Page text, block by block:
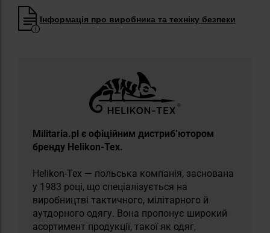
Інформація про виробника та техніку безпеки
Militaria.pl є офіційним дистриб’ютором
бренду Helikon-Tex.
Helikon-Tex — польська компанія, заснована
у 1983 році, що спеціалізується на
виробництві тактичного, мілітарного й
аутдорного одягу. Вона пропонує широкий
асортимент продукції, такої як одяг,